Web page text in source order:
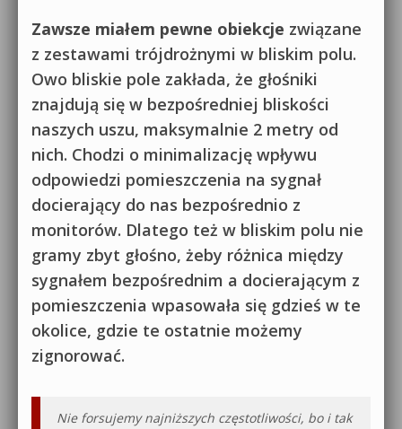
Zawsze miałem pewne obiekcje związane
z zestawami trójdrożnymi w bliskim polu.
Owo bliskie pole zakłada, że głośniki
znajdują się w bezpośredniej bliskości
naszych uszu, maksymalnie 2 metry od
nich. Chodzi o minimalizację wpływu
odpowiedzi pomieszczenia na sygnał
docierający do nas bezpośrednio z
monitorów. Dlatego też w bliskim polu nie
gramy zbyt głośno, żeby różnica między
sygnałem bezpośrednim a docierającym z
pomieszczenia wpasowała się gdzieś w te
okolice, gdzie te ostatnie możemy
zignorować.
Nie forsujemy najniższych częstotliwości, bo i tak